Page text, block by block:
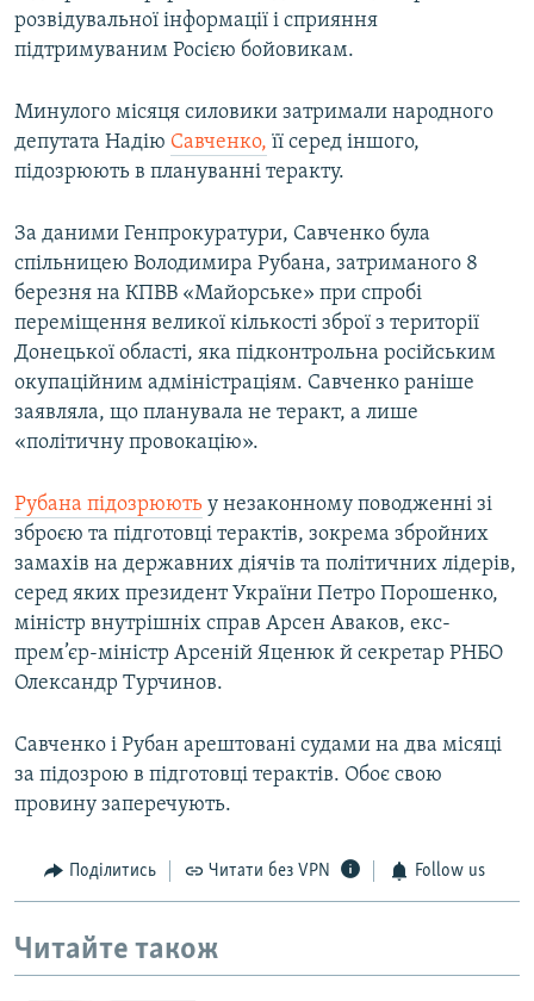
розвідувальної інформації і сприяння
підтримуваним Росією бойовикам.
Минулого місяця силовики затримали народного
депутата Надію Савченко, її серед іншого,
підозрюють в плануванні теракту.
За даними Генпрокуратури, Савченко була
спільницею Володимира Рубана, затриманого 8
березня на КПВВ «Майорське» при спробі
переміщення великої кількості зброї з території
Донецької області, яка підконтрольна російським
окупаційним адміністраціям. Савченко раніше
заявляла, що планувала не теракт, а лише
«політичну провокацію».
Рубана підозрюють у незаконному поводженні зі
зброєю та підготовці терактів, зокрема збройних
замахів на державних діячів та політичних лідерів,
серед яких президент України Петро Порошенко,
міністр внутрішніх справ Арсен Аваков, екс-
прем’єр-міністр Арсеній Яценюк й секретар РНБО
Олександр Турчинов.
Савченко і Рубан арештовані судами на два місяці
за підозрою в підготовці терактів. Обоє свою
провину заперечують.
Поділитись Читати без VPN Follow us
Читайте також